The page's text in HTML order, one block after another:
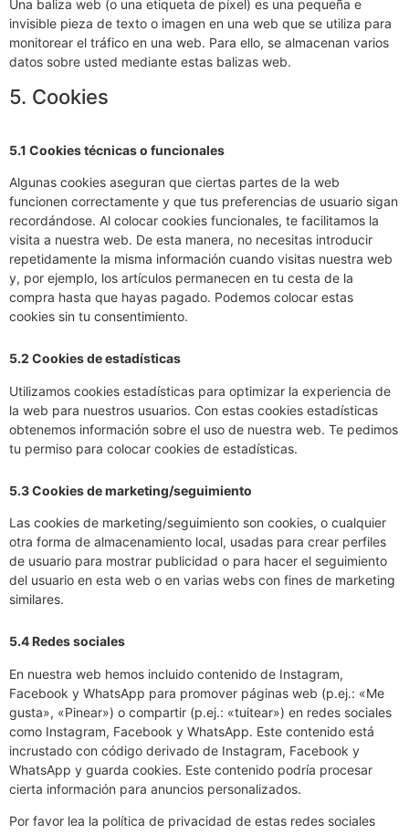
Una baliza web (o una etiqueta de píxel) es una pequeña e
invisible pieza de texto o imagen en una web que se utiliza para
monitorear el tráfico en una web. Para ello, se almacenan varios
datos sobre usted mediante estas balizas web.
5. Cookies
5.1 Cookies técnicas o funcionales
Algunas cookies aseguran que ciertas partes de la web
funcionen correctamente y que tus preferencias de usuario sigan
recordándose. Al colocar cookies funcionales, te facilitamos la
visita a nuestra web. De esta manera, no necesitas introducir
repetidamente la misma información cuando visitas nuestra web
y, por ejemplo, los artículos permanecen en tu cesta de la
compra hasta que hayas pagado. Podemos colocar estas
cookies sin tu consentimiento.
5.2 Cookies de estadísticas
Utilizamos cookies estadísticas para optimizar la experiencia de
la web para nuestros usuarios. Con estas cookies estadísticas
obtenemos información sobre el uso de nuestra web. Te pedimos
tu permiso para colocar cookies de estadísticas.
5.3 Cookies de marketing/seguimiento
Las cookies de marketing/seguimiento son cookies, o cualquier
otra forma de almacenamiento local, usadas para crear perfiles
de usuario para mostrar publicidad o para hacer el seguimiento
del usuario en esta web o en varias webs con fines de marketing
similares.
5.4 Redes sociales
En nuestra web hemos incluido contenido de Instagram,
Facebook y WhatsApp para promover páginas web (p.ej.: «Me
gusta», «Pinear») o compartir (p.ej.: «tuitear») en redes sociales
como Instagram, Facebook y WhatsApp. Este contenido está
incrustado con código derivado de Instagram, Facebook y
WhatsApp y guarda cookies. Este contenido podría procesar
cierta información para anuncios personalizados.
Por favor lea la política de privacidad de estas redes sociales